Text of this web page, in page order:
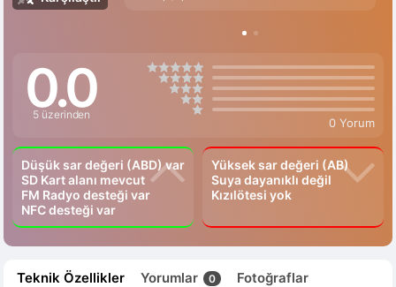
0.0
5 üzerinden
0 Yorum
Düşük sar değeri (ABD) var
SD Kart alanı mevcut
FM Radyo desteği var
NFC desteği var
Yüksek sar değeri (AB)
Suya dayanıklı değil
Kızılötesi yok
Teknik Özellikler Yorumlar 0 Fotoğraflar